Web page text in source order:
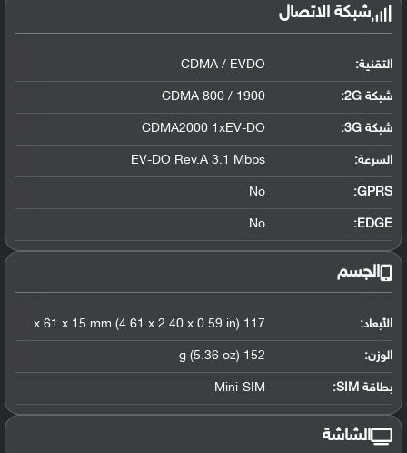
شبكة الاتصال
التقنية: CDMA / EVDO
شبكة 2G: CDMA 800 / 1900
شبكة 3G :
CDMA2000 1xEV-DO
السرعة: EV-DO Rev.A 3.1 Mbps
GPRS:
No
EDGE:
No
الجسم
الأبعاد: 117 x 61 x 15 mm (4.61 x 2.40 x 0.59 in)
الوزن: 152 g (5.36 oz)
بطاقة SIM: Mini-SIM
الشاشة